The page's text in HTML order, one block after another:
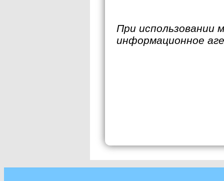
При использовании
информационное